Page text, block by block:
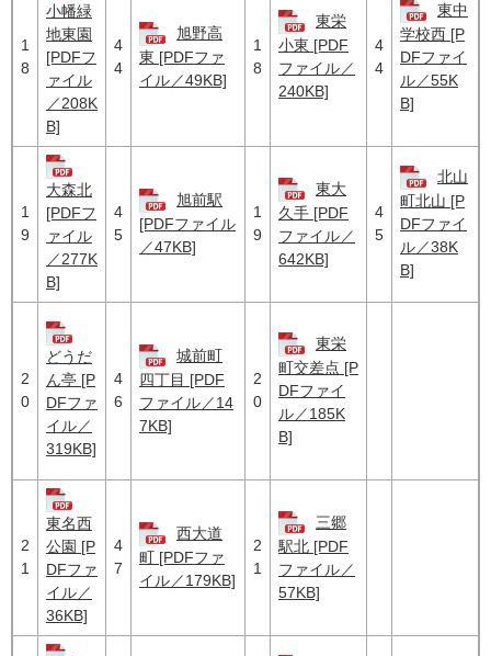
1
8
小幡緑
地東園
[PDFフ
ァイル
／208K
B]
4
4
旭野高
東 [PDFファ
イル／49KB]
1
8
東栄
小東 [PDF
ファイル／
240KB]
4
4
東中
学校西 [P
DFファイ
ル／55K
B]
1
9
大森北
[PDFフ
ァイル
／277K
B]
4
5
旭前駅
[PDFファイル
／47KB]
1
9
東大
久手 [PDF
ファイル／
642KB]
4
5
北山
町北山 [P
DFファイ
ル／38K
B]
2
0
どうだ
ん亭 [P
DFファ
イル／
319KB]
4
6
城前町
四丁目 [PDF
ファイル／14
7KB]
2
0
東栄
町交差点 [P
DFファイ
ル／185K
B]
2
1
東名西
公園 [P
DFファ
イル／
36KB]
4
7
西大道
町 [PDFファ
イル／179KB]
2
1
三郷
駅北 [PDF
ファイル／
57KB]